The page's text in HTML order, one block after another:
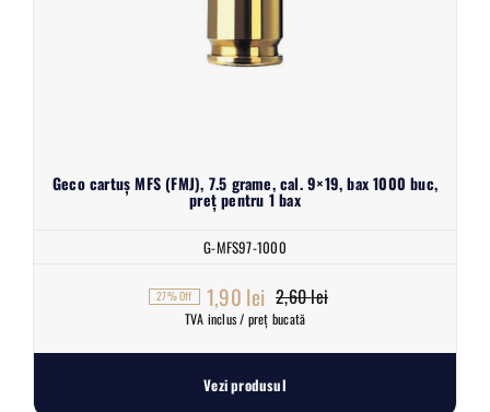
Geco cartuș MFS (FMJ), 7.5 grame, cal. 9×19, bax 1000 buc,
preț pentru 1 bax
G-MFS97-1000
2,60leiPrețul
1,90 lei
Prețul
27% Off
TVA inclus / preț bucată
Vezi produsul